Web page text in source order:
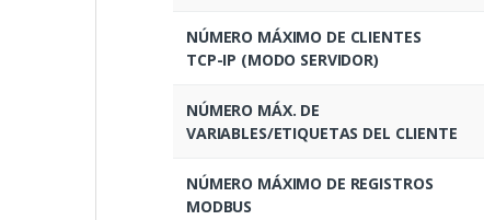
NÚMERO MÁXIMO DE CLIENTES
TCP-IP (MODO SERVIDOR)
NÚMERO MÁX. DE
VARIABLES/ETIQUETAS DEL CLIENTE
NÚMERO MÁXIMO DE REGISTROS
MODBUS